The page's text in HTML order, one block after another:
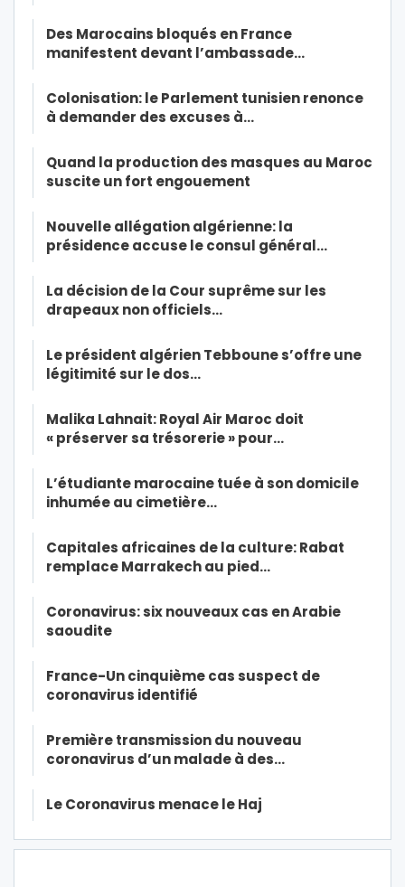
Des Marocains bloqués en France
manifestent devant l’ambassade…
Colonisation: le Parlement tunisien renonce
à demander des excuses à…
Quand la production des masques au Maroc
suscite un fort engouement
Nouvelle allégation algérienne: la
présidence accuse le consul général…
La décision de la Cour suprême sur les
drapeaux non officiels…
Le président algérien Tebboune s’offre une
légitimité sur le dos…
Malika Lahnait: Royal Air Maroc doit
« préserver sa trésorerie » pour…
L’étudiante marocaine tuée à son domicile
inhumée au cimetière…
Capitales africaines de la culture: Rabat
remplace Marrakech au pied…
Coronavirus: six nouveaux cas en Arabie
saoudite
France-Un cinquième cas suspect de
coronavirus identifié
Première transmission du nouveau
coronavirus d’un malade à des…
Le Coronavirus menace le Haj